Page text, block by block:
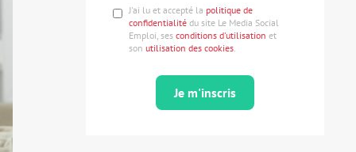
J'ai lu et accepté la politique de
confidentialité du site Le Media Social
Emploi, ses conditions d'utilisation et
son utilisation des cookies.
Je m'inscris